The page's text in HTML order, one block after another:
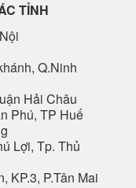
TỈNH
Q.Ninh
Hải Châu
Phú, TP Huế
Lợi, Tp. Thủ
KP.3, P.Tân Mai